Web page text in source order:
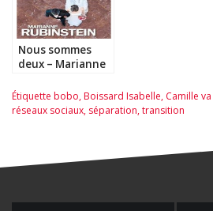
Nous sommes
deux – Marianne
Étiquette bobo,Boissard Isabelle, Camille
réseaux sociaux, séparation,transition